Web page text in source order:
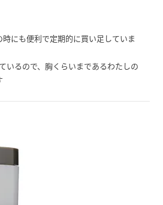
時にも便利で定期的に買い足していま
いるので、胸くらいまであるわたしの